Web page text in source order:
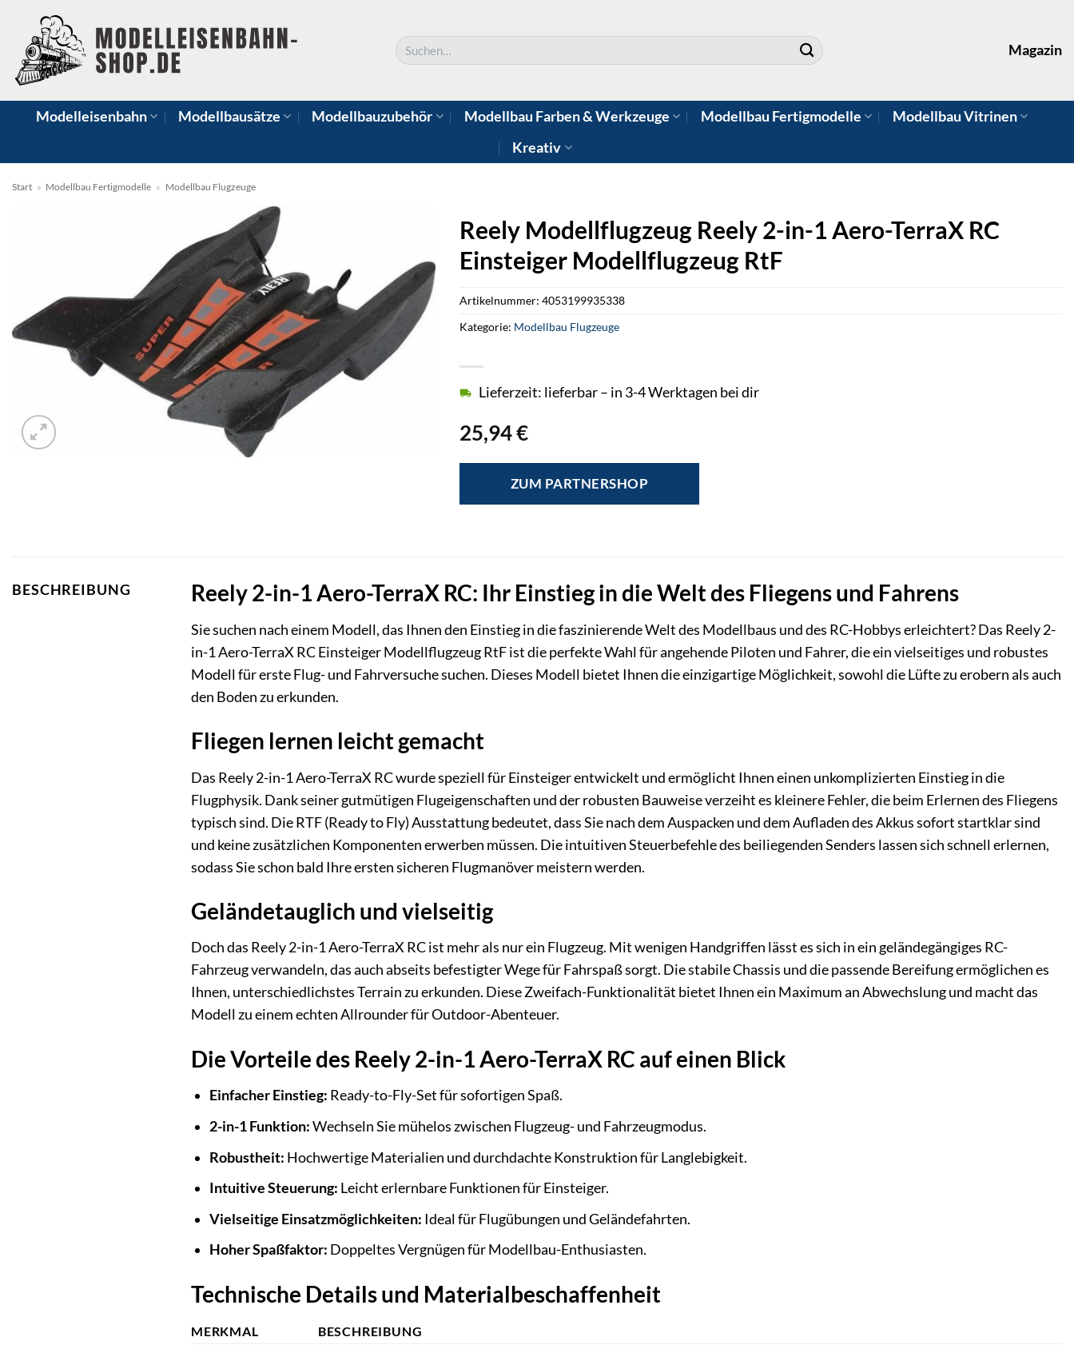
Inhalt
springen
Suchen
nach:
Magazin
Modelleisenbahn Modellbausätze Modellbauzubehör Modellbau Farben & Werkzeuge Modellbau Fertigmodelle
Modellbau Vitrinen
Kreativ
Start » Modellbau Fertigmodelle » Modellbau Flugzeuge
Reely Modellflugzeug Reely 2-in-1 Aero-TerraX RC
Einsteiger Modellflugzeug RtF
25,94€
Lieferzeit: lieferbar – in 3-4 Werktagen bei dir
ZUM PARTNERSHOP
Artikelnummer: 4053199935338
Kategorie: Modellbau Flugzeuge
BESCHREIBUNG Reely 2-in-1 Aero-TerraX RC: Ihr Einstieg in die Welt des Fliegens und Fahrens
Sie suchen nach einem Modell, das Ihnen den Einstieg in die faszinierende Welt des Modellbaus und des RC-Hobbys erleichtert? Das Reely 2-
in-1 Aero-TerraX RC Einsteiger Modellflugzeug RtF ist die perfekte Wahl für angehende Piloten und Fahrer, die ein vielseitiges und robustes
Modell für erste Flug- und Fahrversuche suchen. Dieses Modell bietet Ihnen die einzigartige Möglichkeit, sowohl die Lüfte zu erobern als auch
den Boden zu erkunden.
Fliegen lernen leicht gemacht
Das Reely 2-in-1 Aero-TerraX RC wurde speziell für Einsteiger entwickelt und ermöglicht Ihnen einen unkomplizierten Einstieg in die
Flugphysik. Dank seiner gutmütigen Flugeigenschaften und der robusten Bauweise verzeiht es kleinere Fehler, die beim Erlernen des Fliegens
typisch sind. Die RTF (Ready to Fly) Ausstattung bedeutet, dass Sie nach dem Auspacken und dem Aufladen des Akkus sofort startklar sind
und keine zusätzlichen Komponenten erwerben müssen. Die intuitiven Steuerbefehle des beiliegenden Senders lassen sich schnell erlernen,
sodass Sie schon bald Ihre ersten sicheren Flugmanöver meistern werden.
Geländetauglich und vielseitig
Doch das Reely 2-in-1 Aero-TerraX RC ist mehr als nur ein Flugzeug. Mit wenigen Handgriffen lässt es sich in ein geländegängiges RC-
Fahrzeug verwandeln, das auch abseits befestigter Wege für Fahrspaß sorgt. Die stabile Chassis und die passende Bereifung ermöglichen es
Ihnen, unterschiedlichstes Terrain zu erkunden. Diese Zweifach-Funktionalität bietet Ihnen ein Maximum an Abwechslung und macht das
Modell zu einem echten Allrounder für Outdoor-Abenteuer.
Die Vorteile des Reely 2-in-1 Aero-TerraX RC auf einen Blick
Einfacher Einstieg: Ready-to-Fly-Set für sofortigen Spaß.
2-in-1 Funktion:Wechseln Sie mühelos zwischen Flugzeug- und Fahrzeugmodus.
Robustheit: Hochwertige Materialien und durchdachte Konstruktion für Langlebigkeit.
Intuitive Steuerung: Leicht erlernbare Funktionen für Einsteiger.
Vielseitige Einsatzmöglichkeiten: Ideal für Flugübungen und Geländefahrten.
Hoher Spaßfaktor: Doppeltes Vergnügen für Modellbau-Enthusiasten.
Technische Details und Materialbeschaffenheit
MERKMAL
BESCHREIBUNG